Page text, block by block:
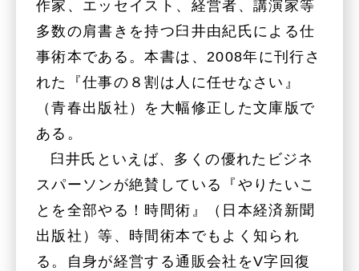
作家、エッセイスト、経営者、講演家等
多数の肩書きを持つ臼井由紀氏による仕
事術本である。本書は、2008年に刊行さ
れた『仕事の８割は人に任せなさい』
（青春出版社）を大幅修正した文庫版で
ある。
臼井氏といえば、多くの優れたビジネ
スパーソンが絶賛している『やりたいこ
とを全部やる！時間術』（日本経済新聞
出版社）等、時間術本でもよく知られ
る。自身が経営する通販会社をV字回復